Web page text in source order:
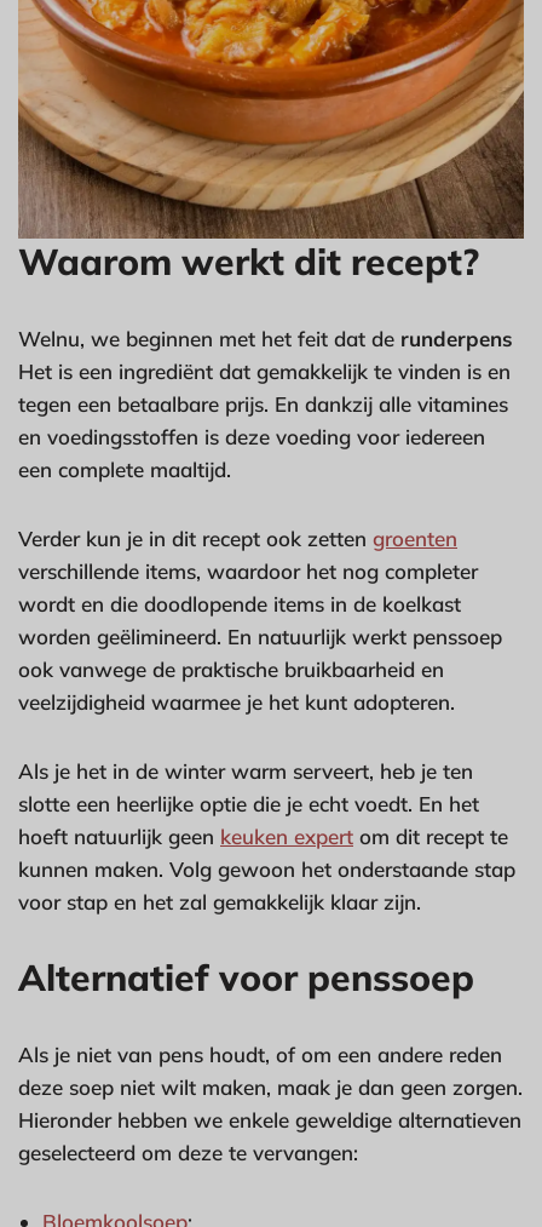
Waarom werkt dit recept?
Welnu, we beginnen met het feit dat de runderpens
Het is een ingrediënt dat gemakkelijk te vinden is en
tegen een betaalbare prijs. En dankzij alle vitamines
en voedingsstoffen is deze voeding voor iedereen
een complete maaltijd.
Verder kun je in dit recept ook zetten groenten
verschillende items, waardoor het nog completer
wordt en die doodlopende items in de koelkast
worden geëlimineerd. En natuurlijk werkt penssoep
ook vanwege de praktische bruikbaarheid en
veelzijdigheid waarmee je het kunt adopteren.
Als je het in de winter warm serveert, heb je ten
slotte een heerlijke optie die je echt voedt. En het
hoeft natuurlijk geen keuken expert om dit recept te
kunnen maken. Volg gewoon het onderstaande stap
voor stap en het zal gemakkelijk klaar zijn.
Alternatief voor penssoep
Als je niet van pens houdt, of om een andere reden
deze soep niet wilt maken, maak je dan geen zorgen.
Hieronder hebben we enkele geweldige alternatieven
geselecteerd om deze te vervangen:
Bloemkoolsoep;